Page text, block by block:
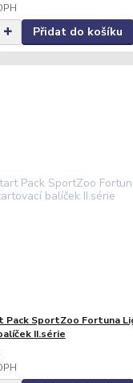
Přidat do košíku
Pack SportZoo Fortuna
II.série